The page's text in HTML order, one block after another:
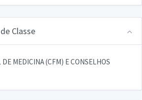
Classe
MEDICINA (CFM) E CONSELHOS